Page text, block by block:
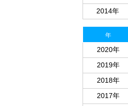
2014年
年
2020年
2019年
2018年
2017年